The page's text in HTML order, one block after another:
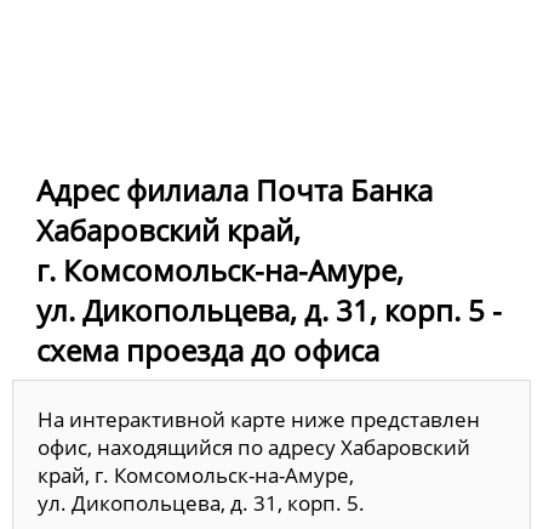
Адрес филиала Почта Банка
Хабаровский край,
г. Комсомольск-на-Амуре,
ул. Дикопольцева, д. 31, корп. 5 -
схема проезда до офиса
На интерактивной карте ниже представлен
офис, находящийся по адресу Хабаровский
край, г. Комсомольск-на-Амуре,
ул. Дикопольцева, д. 31, корп. 5.